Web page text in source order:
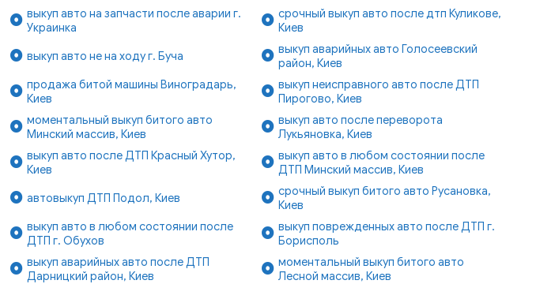
выкуп авто на запчасти после аварии г.
Украинка
срочный выкуп авто после дтп Куликове,
Киев
выкуп авто не на ходу г. Буча
выкуп аварийных авто Голосеевский
район, Киев
продажа битой машины Виноградарь,
Киев
выкуп неисправного авто после ДТП
Пирогово, Киев
моментальный выкуп битого авто
Минский массив, Киев
выкуп авто после переворота
Лукьяновка, Киев
выкуп авто после ДТП Красный Хутор,
Киев
выкуп авто в любом состоянии после
ДТП Минский массив, Киев
автовыкуп ДТП Подол, Киев
срочный выкуп битого авто Русановка,
Киев
выкуп авто в любом состоянии после
ДТП г. Обухов
выкуп поврежденных авто после ДТП г.
Борисполь
выкуп аварийных авто после ДТП
Дарницкий район, Киев
моментальный выкуп битого авто
Лесной массив, Киев